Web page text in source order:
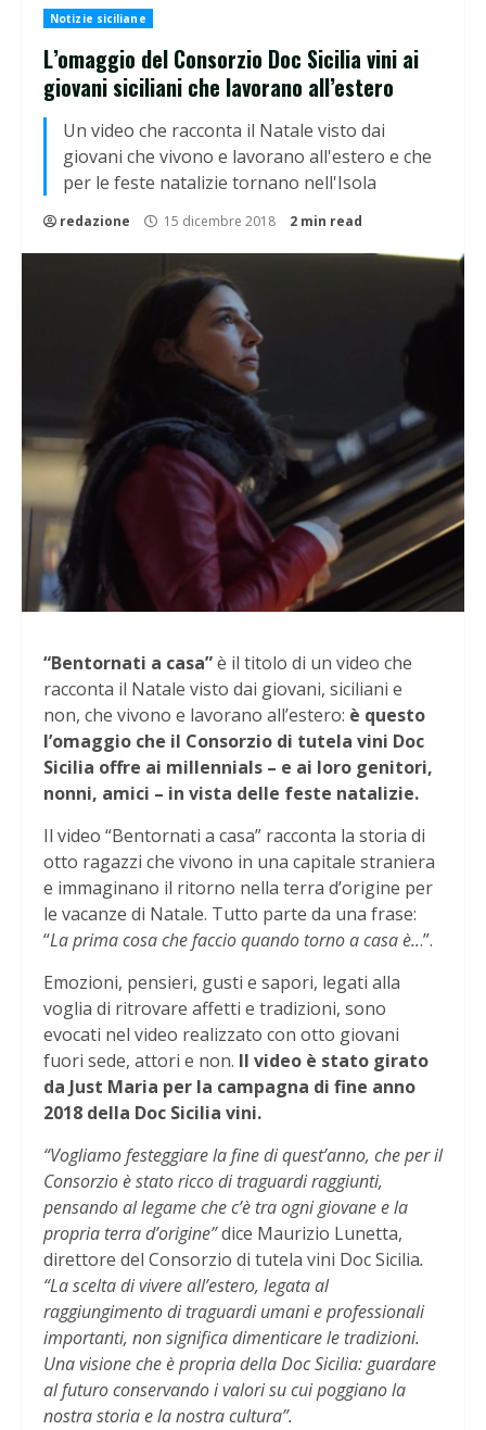
Notizie siciliane
L’omaggio del Consorzio Doc Sicilia vini ai
giovani siciliani che lavorano all’estero
Un video che racconta il Natale visto dai
giovani che vivono e lavorano all'estero e che
per le feste natalizie tornano nell'Isola
redazione 15 dicembre 2018 2 min read
“Bentornati a casa”è il titolo di un video che
racconta il Natale visto dai giovani, siciliani e
non, che vivono e lavorano all’estero: è questo
l’omaggio che il Consorzio di tutela vini Doc
Sicilia offre ai millennials – e ai loro genitori,
nonni, amici – in vista delle feste natalizie.
Il video “Bentornati a casa” racconta la storia di
otto ragazzi che vivono in una capitale straniera
e immaginano il ritorno nella terra d’origine per
le vacanze di Natale. Tutto parte da una frase:
“La prima cosa che faccio quando torno a casa è...”.
Emozioni, pensieri, gusti e sapori, legati alla
voglia di ritrovare affetti e tradizioni, sono
evocati nel video realizzato con otto giovani
fuori sede, attori e non. Il video è stato girato
da Just Maria per la campagna di fine anno
2018 della Doc Sicilia vini.
“Vogliamo festeggiare la fine di quest’anno, che per il
Consorzio è stato ricco di traguardi raggiunti,
pensando al legame che c’è tra ogni giovane e la
propria terra d’origine”dice Maurizio Lunetta,
direttore del Consorzio di tutela vini Doc Sicilia.
“La scelta di vivere all’estero, legata al
raggiungimento di traguardi umani e professionali
importanti, non significa dimenticare le tradizioni.
Una visione che è propria della Doc Sicilia: guardare
al futuro conservando i valori su cui poggiano la
nostra storia e la nostra cultura”.